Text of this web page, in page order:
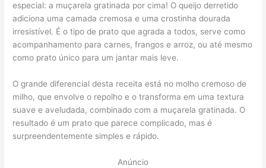
especial: a muçarela gratinada por cima! O queijo derretido
adiciona uma camada cremosa e uma crostinha dourada
irresistível. É o tipo de prato que agrada a todos, serve como
acompanhamento para carnes, frangos e arroz, ou até mesmo
como prato único para um jantar mais leve.
O grande diferencial desta receita está no molho cremoso de
milho, que envolve o repolho e o transforma em uma textura
suave e aveludada, combinado com a muçarela gratinada. O
resultado é um prato que parece complicado, mas é
surpreendentemente simples e rápido.
Anúncio